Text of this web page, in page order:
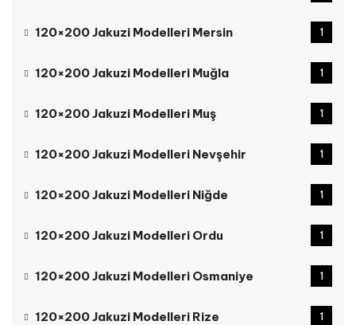
120×200 Jakuzi Modelleri Mersin 1
120×200 Jakuzi Modelleri Muğla 1
120×200 Jakuzi Modelleri Muş 1
120×200 Jakuzi Modelleri Nevşehir 1
120×200 Jakuzi Modelleri Niğde 1
120×200 Jakuzi Modelleri Ordu 1
120×200 Jakuzi Modelleri Osmaniye 1
120×200 Jakuzi Modelleri Rize 1